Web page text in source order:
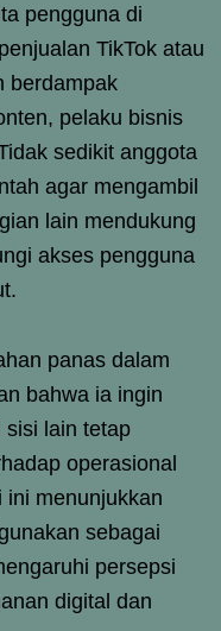
pengguna di
TikTok atau
berdampak
pelaku bisnis
sedikit anggota
agar mengambil
lain mendukung
akses pengguna
panas dalam
bahwa ia ingin
sisi lain tetap
operasional
ini menunjukkan
sebagai
persepsi
digital dan